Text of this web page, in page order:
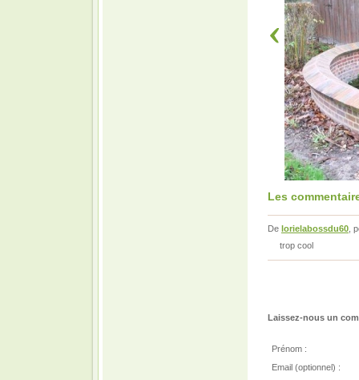
Les
De lorielabossdu60 ,
trop cool
Laissez-nous un
Prénom :
Email (optionnel) :